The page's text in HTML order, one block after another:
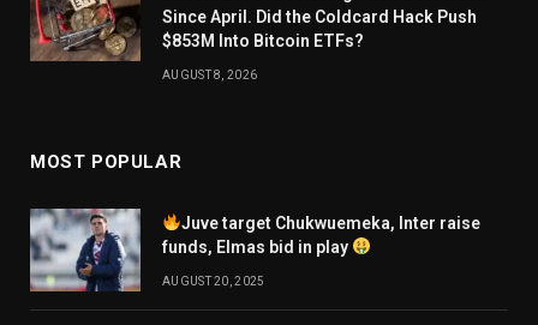
Since April. Did the Coldcard Hack Push
$853M Into Bitcoin ETFs?
AUGUST 8, 2026
MOST POPULAR
Juve target Chukwuemeka, Inter raise
funds, Elmas bid in play
AUGUST 20, 2025